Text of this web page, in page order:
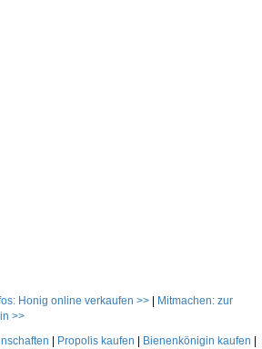
Honig online verkaufen >>
Mitmachen: zur
>>
Propolis kaufen Bienenkönigin kaufen